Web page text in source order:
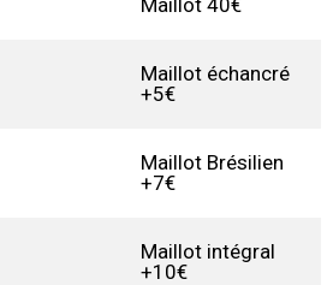
Maillot 40€
Maillot échancré
+5€
Maillot Brésilien
+7€
Maillot intégral
+10€